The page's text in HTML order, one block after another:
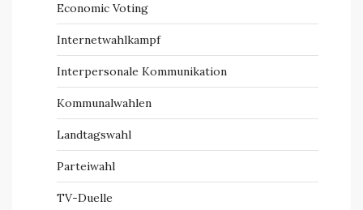
Economic Voting
Internetwahlkampf
Interpersonale Kommunikation
Kommunalwahlen
Landtagswahl
Parteiwahl
TV-Duelle